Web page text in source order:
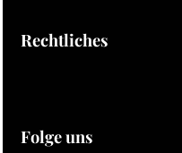
Rechtliches
Folge uns